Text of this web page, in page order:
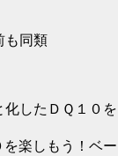
も同類
化したＤＱ１０を
を楽しもう！ベー